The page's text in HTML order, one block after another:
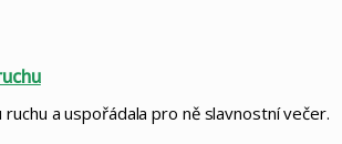
a uspořádala pro ně slavnostní večer.